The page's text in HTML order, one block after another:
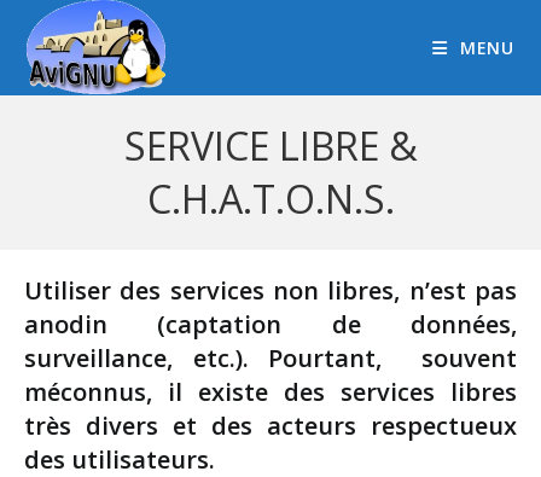
MENU
SERVICE LIBRE &
C.H.A.T.O.N.S.
Utiliser des services non libres, n’est pas
anodin (captation de données,
surveillance, etc.). Pourtant, souvent
méconnus, il existe des services libres
très divers et des acteurs respectueux
des utilisateurs.